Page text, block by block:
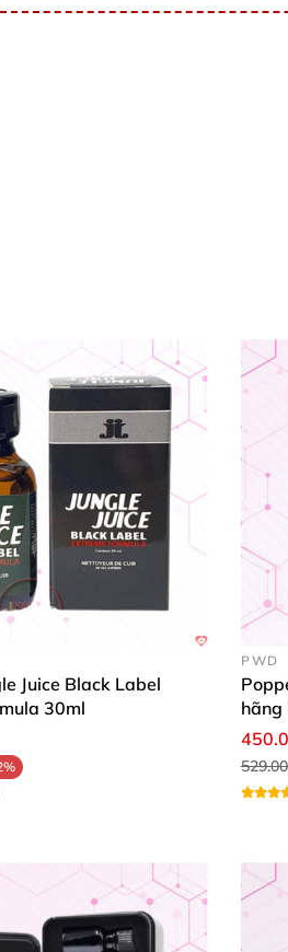
Juice Black Label
30ml
PWD
hãng